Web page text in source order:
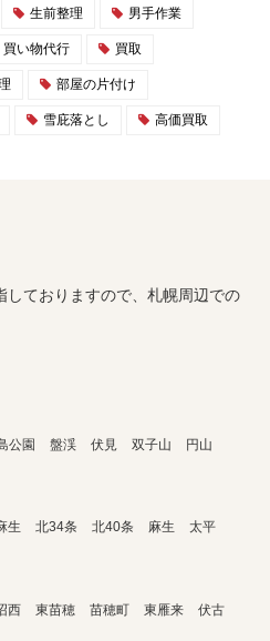
生前整理 男手作業
買い物代行 買取
部屋の片付け
雪庇落とし 高価買取
しておりますので、札幌周辺での
公園 盤渓 伏見 双子山
円山
生 北34条 北40条 麻生
太平
西 東苗穂 苗穂町 東雁来
伏古